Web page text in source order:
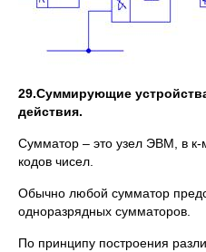
29.Суммирующие
действия.
Сумматор – это узел ЭВМ, в
кодов чисел.
Обычно любой сумматор
одноразрядных сумматоров.
По принципу построения